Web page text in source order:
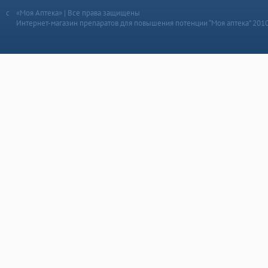
«Моя Аптека» | Все права защищены
Интернет-магазин препаратов для повышения потенции “Моя аптека”